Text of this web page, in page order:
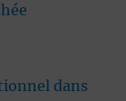
dans